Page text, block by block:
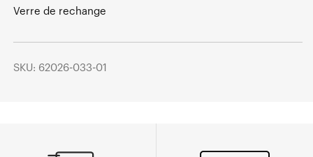
Verre de rechange
SKU: 62026-033-01